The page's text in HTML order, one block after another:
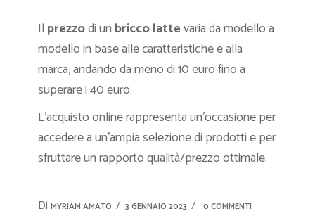
Il prezzodi un bricco lattevaria da modello a
modello in base alle caratteristiche e alla
marca, andando da meno di 10 euro fino a
superare i 40 euro.
L’acquisto online rappresenta un’occasione per
accedere a un’ampia selezione di prodotti e per
sfruttare un rapporto qualità/prezzo ottimale.
Di MYRIAM AMATO 3 GENNAIO 2023 0 COMMENTI